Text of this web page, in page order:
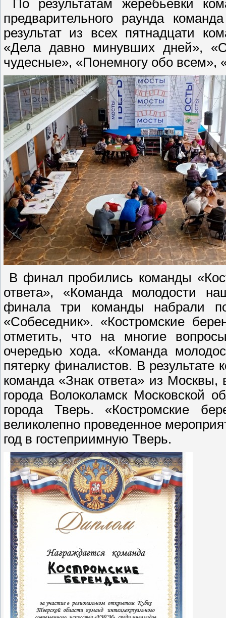
По результатам жеребьевки
предварительного раунда
результат из всех пятнадцати
«Дела давно минувших дней»,
чудесные», «Понемногу обо всем»,
В финал пробились команды
ответа», «Команда молодости
финала три команды набрали
«Собеседник». «Костромские
отметить, что на многие
очередью хода. «Команда
пятерку финалистов. В результате
команда «Знак ответа» из
города Волоколамск Московской
города Тверь. «Костромские
великолепно проведенное
год в гостеприимную Тверь.